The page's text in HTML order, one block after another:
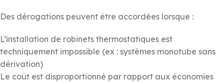
Des dérogations peuvent être accordées lorsque :
L’installation de robinets thermostatiques est
techniquement impossible (ex : systèmes monotube sans
dérivation)
Le coût est disproportionné par rapport aux économies